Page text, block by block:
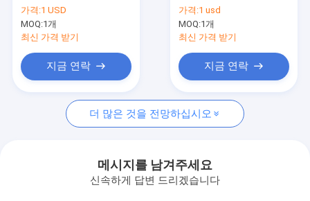
조회를 요청하다
가열 플래튼
볼스터 플레이트
가격:1 USD
MOQ:1개
최신 가격 받기
지금 연락
가격:1 usd
MOQ:1개
최신 가격 받기
지금 연락
더 많은 것을 전망하십시오
메시지를 남겨주세요
신속하게 답변 드리겠습니다